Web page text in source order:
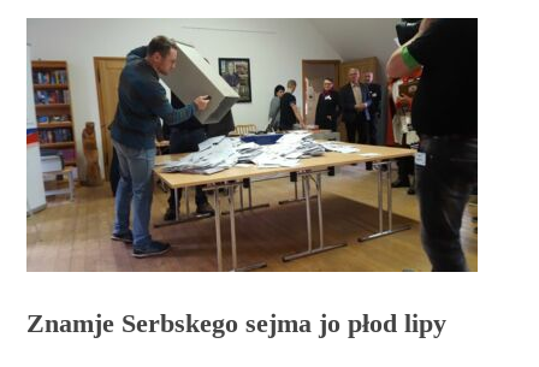
Znamje Serbskego sejma jo płod lipy